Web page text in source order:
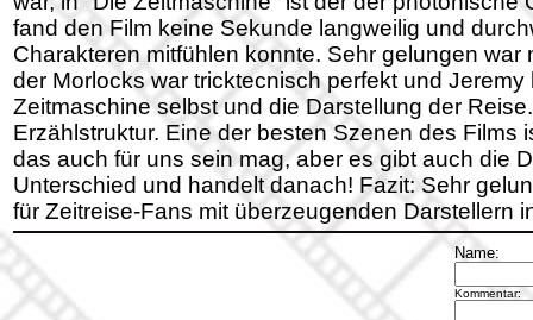
fand den Film keine Sekunde langweilig und
Charakteren mitfühlen konnte. Sehr gelungen
der Morlocks war tricktecnisch perfekt und
Zeitmaschine selbst und die Darstellung der
Erzählstruktur. Eine der besten Szenen des
das auch für uns sein mag, aber es gibt auch die
Unterschied und handelt danach! Fazit: Sehr
für Zeitreise-Fans mit überzeugenden Darstellern
Name:
Kommentar: